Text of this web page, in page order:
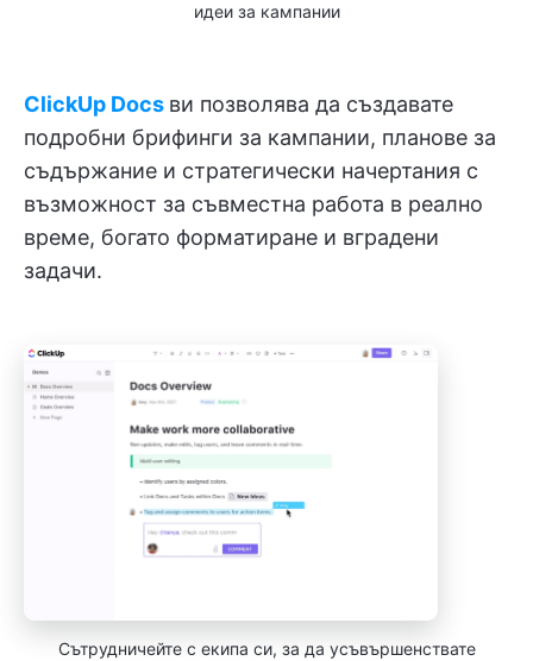
идеи за кампании
ClickUp Docs ви позволява да създавате
подробни брифинги за кампании, планове за
съдържание и стратегически начертания с
възможност за съвместна работа в реално
време, богато форматиране и вградени
задачи.
Сътрудничейте с екипа си, за да усъвършенствате